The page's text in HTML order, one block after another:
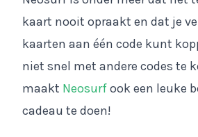
kaart nooit opraakt en dat je
kaarten aan één code kunt
niet snel met andere codes te
maakt Neosurfook een leuke
cadeau te doen!